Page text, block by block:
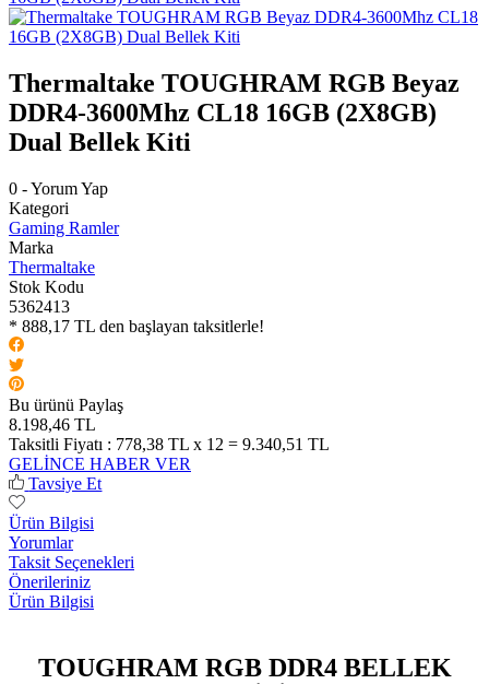
Thermaltake TOUGHRAM RGB Beyaz
DDR4-3600Mhz CL18 16GB (2X8GB)
Dual Bellek Kiti
0 - Yorum Yap
Kategori
Gaming Ramler
Marka
Thermaltake
Stok Kodu
5362413
* 888,17 TL den başlayan taksitlerle!
Bu ürünü Paylaş
8.198,46 TL
Taksitli Fiyatı : 778,38 TL x 12 = 9.340,51 TL
GELİNCE HABER VER
Tavsiye Et
Ürün Bilgisi
Yorumlar
Taksit Seçenekleri
Önerileriniz
Ürün Bilgisi
TOUGHRAM RGB DDR4 BELLEK